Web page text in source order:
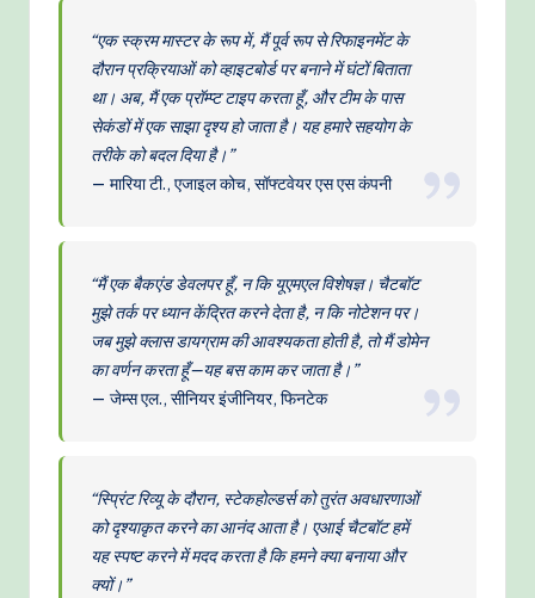
“एक स्क्रम मास्टर के रूप में, मैं पूर्व रूप से रिफाइनमेंट के
दौरान प्रक्रियाओं को व्हाइटबोर्ड पर बनाने में घंटों बिताता
था। अब, मैं एक प्रॉम्प्ट टाइप करता हूँ, और टीम के पास
सेकंडों में एक साझा दृश्य हो जाता है। यह हमारे सहयोग के
तरीके को बदल दिया है।”
— मारिया टी., एजाइल कोच, सॉफ्टवेयर एस एस कंपनी
“मैं एक बैकएंड डेवलपर हूँ, न कि यूएमएल विशेषज्ञ। चैटबॉट
मुझे तर्क पर ध्यान केंद्रित करने देता है, न कि नोटेशन पर।
जब मुझे क्लास डायग्राम की आवश्यकता होती है, तो मैं डोमेन
का वर्णन करता हूँ—यह बस काम कर जाता है।”
— जेम्स एल., सीनियर इंजीनियर, फिनटेक
“स्प्रिंट रिव्यू के दौरान, स्टेकहोल्डर्स को तुरंत अवधारणाओं
को दृश्याकृत करने का आनंद आता है। एआई चैटबॉट हमें
यह स्पष्ट करने में मदद करता है कि हमने क्या बनाया और
क्यों।”